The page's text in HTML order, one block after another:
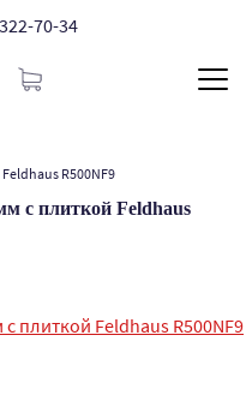
70-34
R500NF9
с плиткой Feldhaus